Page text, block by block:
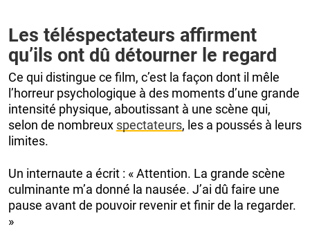
Les téléspectateurs affirment
qu’ils ont dû détourner le regard
Ce qui distingue ce film, c’est la façon dont il mêle
l’horreur psychologique à des moments d’une grande
intensité physique, aboutissant à une scène qui,
selon de nombreux spectateurs, les a poussés à leurs
limites.
Un internaute a écrit : « Attention. La grande scène
culminante m’a donné la nausée. J’ai dû faire une
pause avant de pouvoir revenir et finir de la regarder.
»